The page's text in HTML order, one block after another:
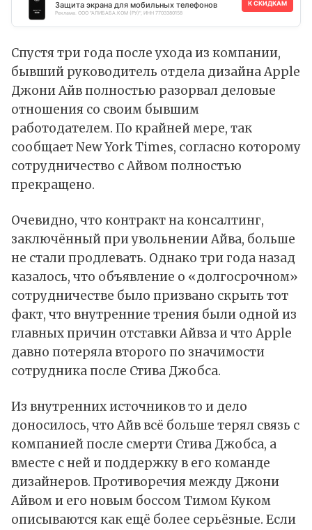
Защита экрана для мобильных телефонов
Реклама. ООО "АЛИБАБА.КОМ (РУ)", ИНН 7703380158
К СКИДКАМ
Спустя три года после ухода из компании,
бывший руководитель отдела дизайна Apple
Джони Айв полностью разорвал деловые
отношения со своим бывшим
работодателем. По крайней мере, так
сообщает New York Times, согласно которому
сотрудничество c Айвом полностью
прекращено.
Очевидно, что контракт на консалтинг,
заключённый при увольнении Айва, больше
не стали продлевать. Однако три года назад
казалось, что объявление о «долгосрочном»
сотрудничестве было призвано скрыть тот
факт, что внутренние трения были одной из
главных причин отставки Айвза и что Apple
давно потеряла второго по значимости
сотрудника после Стива Джобса.
Из внутренних источников то и дело
доносилось, что Айв всё больше терял связь с
компанией после смерти Стива Джобса, а
вместе с ней и поддержку в его команде
дизайнеров. Противоречия между Джони
Айвом и его новым боссом Тимом Куком
описываются как ещё более серьёзные. Если